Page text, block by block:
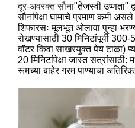
दूर-अवरक्त सौना"तेजस्वी उष्णता"
सौनांपेक्षा घामाचे प्रमाण कमी असले
शिफारसः मूलभूत ओलावा पुन्हा
रोखण्यासाठी 30 मिनिटांपूर्वी
वॉटर किंवा साखरयुक्त पेय टाळा)
20 मिनिटांपेक्षा जास्त
रूमच्या बाहेर गरम पाण्याचा